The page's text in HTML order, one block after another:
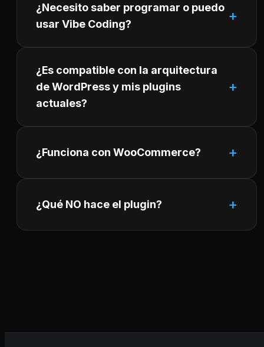
¿Necesito saber programar o puedo
usar Vibe Coding?
¿Es compatible con la arquitectura
de WordPress y mis plugins
actuales?
¿Funciona con WooCommerce?
¿Qué NO hace el plugin?